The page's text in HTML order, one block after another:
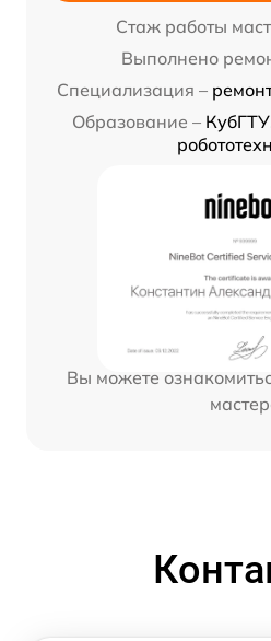
Стаж работы
Выполнено
Специализация –
Образование –
Вы можете